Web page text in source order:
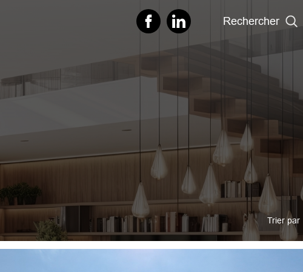
Rechercher
Trier par